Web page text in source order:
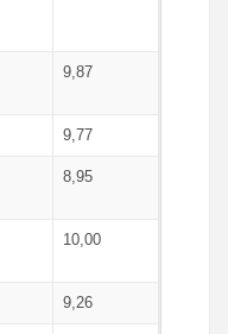
9,87
9,77
8,95
10,00
9,26